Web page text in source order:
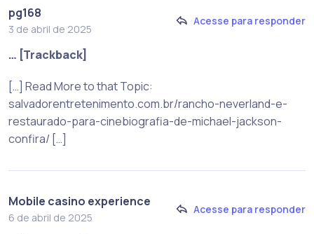
pg168
3 de abril de 2025
Acesse para responder
… [Trackback]
[…] Read More to that Topic:
salvadorentretenimento.com.br/rancho-neverland-e-
restaurado-para-cinebiografia-de-michael-jackson-
confira/ […]
Mobile casino experience
6 de abril de 2025
Acesse para responder